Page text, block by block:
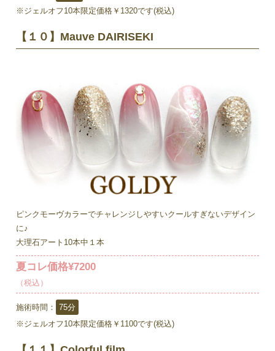
※ジェルオフ10本限定価格￥1320です(税込)
【１０】Mauve DAIRISEKI
ピンクモーヴカラーでチャレンジしやすいクールすぎないデザイン
に♪
大理石アート10本中１本
夏コレ価格¥7200
（税込）
施術時間：
75分
※ジェルオフ10本限定価格￥1100です(税込)